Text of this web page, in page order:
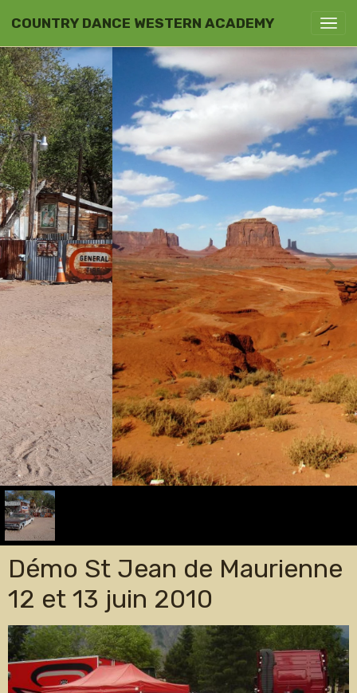
COUNTRY DANCE WESTERN ACADEMY
Démo St Jean de Maurienne
12 et 13 juin 2010